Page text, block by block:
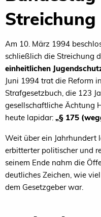
Streichung
Am 10. März 1994
schließlich die Streichung
einheitlichen
Juni 1994 trat die Reform
Strafgesetzbuch, die 123
gesellschaftliche Ächtung
heute lapidar: „§ 175
Weit über ein Jahrhundert
erbitterter politischer und
seinem Ende nahm die
deutliches Zeichen, wie
dem Gesetzgeber war.